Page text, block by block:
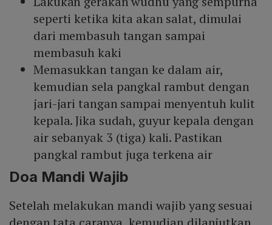
seperti ketika kita akan salat, dimulai
dari membasuh tangan sampai
membasuh kaki
Memasukkan tangan ke dalam air,
kemudian sela pangkal rambut dengan
jari-jari tangan sampai menyentuh kulit
kepala. Jika sudah, guyur kepala dengan
air sebanyak 3 (tiga) kali. Pastikan
pangkal rambut juga terkena air
Doa Mandi Wajib
Setelah melakukan mandi wajib yang sesuai